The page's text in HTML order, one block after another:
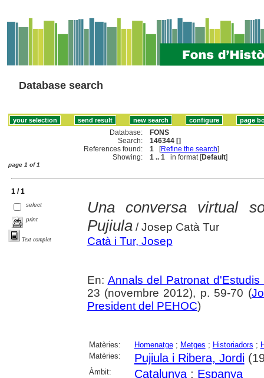
Database search
Database:
FONS
Search:
146344 []
References found:
1 [Refine the search]
Showing:
1 .. 1 in format [Default]
page 1 of 1
1 / 1
select
print
Text complet
Una conversa virtual
Pujiula/ Josep Catà Tur
Catà i Tur, Josep
En: Annals del Patronat
23 (novembre 2012), p. 59-70 (
President del PEHOC)
Matèries: Homenatge; Metges ; Historiadors ;
Matèries:
Pujiula i Ribera, Jordi
Àmbit: Catalunya; Espanya